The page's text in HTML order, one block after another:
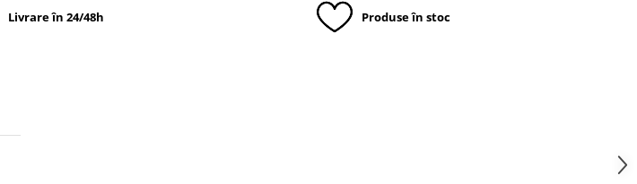
Livrare în 24/48h Produse în stoc